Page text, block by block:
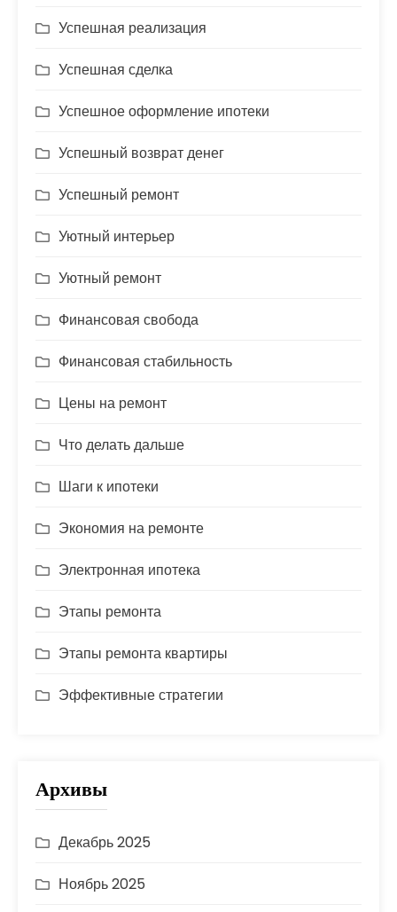
Успешная реализация
Успешная сделка
Успешное оформление ипотеки
Успешный возврат денег
Успешный ремонт
Уютный интерьер
Уютный ремонт
Финансовая свобода
Финансовая стабильность
Цены на ремонт
Что делать дальше
Шаги к ипотеки
Экономия на ремонте
Электронная ипотека
Этапы ремонта
Этапы ремонта квартиры
Эффективные стратегии
Архивы
Декабрь 2025
Ноябрь 2025